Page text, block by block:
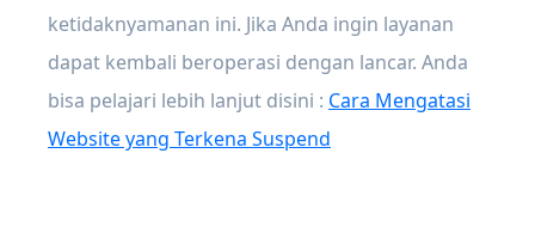
ketidaknyamanan ini. Jika Anda ingin layanan
dapat kembali beroperasi dengan lancar. Anda
bisa pelajari lebih lanjut disini : Cara Mengatasi
Website yang Terkena Suspend